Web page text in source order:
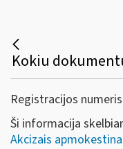
Registracijos
Ši informacija
Akcizais